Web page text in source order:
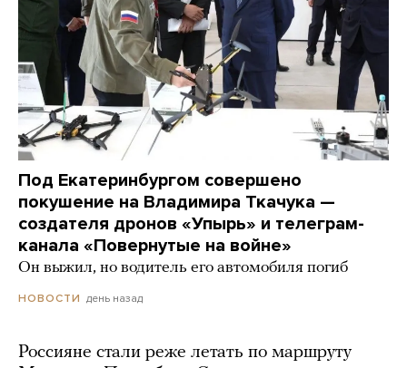
Под Екатеринбургом совершено
покушение на Владимира Ткачука —
создателя дронов «Упырь» и телеграм-
канала «Повернутые на войне»
Он выжил, но водитель его автомобиля погиб
НОВОСТИ день назад
Россияне стали реже летать по маршруту